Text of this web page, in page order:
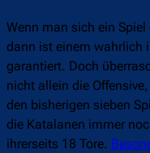
Wenn man sich ein
dann ist einem wahrlich
garantiert. Doch
nicht allein die
den bisherigen sieben
die Katalanen immer
ihrerseits 18 Tore.